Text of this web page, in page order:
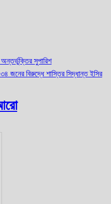
অন্তর্ভুক্তির সুপারিশ
জনের বিরুদ্ধে শাস্তির সিদ্ধান্ত ইসির